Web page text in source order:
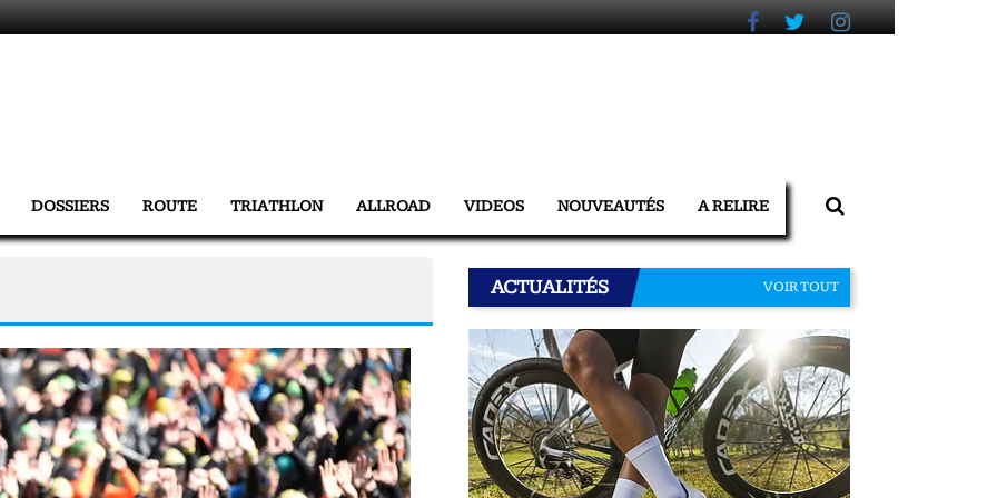
DOSSIERS ROUTE TRIATHLON ALLROAD VIDEOS NOUVEAUTÉS A RELIRE
ACTUALITÉS VOIR TOUT